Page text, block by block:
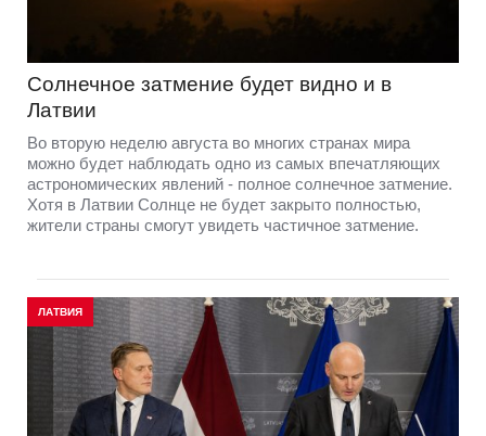
Солнечное затмение будет видно и в
Латвии
Во вторую неделю августа во многих странах мира
можно будет наблюдать одно из самых впечатляющих
астрономических явлений - полное солнечное затмение.
Хотя в Латвии Солнце не будет закрыто полностью,
жители страны смогут увидеть частичное затмение.
ЛАТВИЯ